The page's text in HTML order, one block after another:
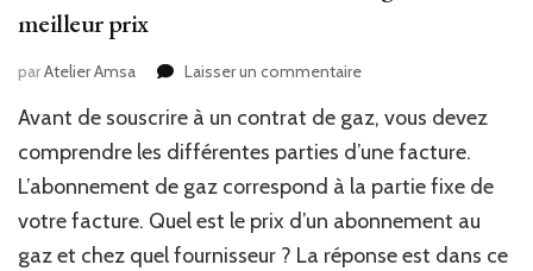
meilleur prix
parAtelier Amsa Laisser un commentairesur
le
meilleur
de
gaz
Avant de souscrire à un contrat de gaz, vous devez
comprendre les différentes parties d’une facture.
L’abonnement de gaz correspond à la partie fixe de
votre facture. Quel est le prix d’un abonnement au
gaz et chez quel fournisseur ? La réponse est dans ce